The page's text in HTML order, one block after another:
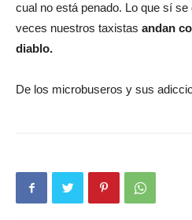
cual no está penado. Lo que sí
veces nuestros taxistas andan
diablo.
De los microbuseros y sus